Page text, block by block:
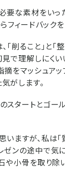
要な素材をいっ
フィードバック
ること」と「
で理解しにく
をマッシュアッ
がします。
スタートとゴー
ますが、私は「
ンの途中で気
や小骨を取り除